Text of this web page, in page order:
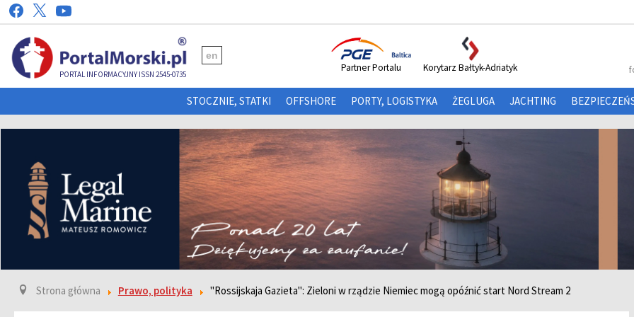
PORTAL INFORMACYJNY ISSN 2545-0735
en
Partner Portalu Korytarz Bałtyk-Adriatyk
STOCZNIE, STATKI OFFSHORE PORTY, LOGISTYKA ŻEGLUGA JACHTING
Strona główna Prawo, polityka ''Rossijskaja Gazieta'': Zieloni w rządzie Niemiec mogą opóźnić start Nord Stream 2